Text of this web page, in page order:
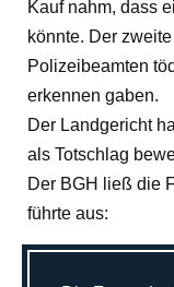
Kauf nahm, dass
könnte. Der
Polizeibeamten
erkennen gaben.
Der Landgericht
als Totschlag
Der BGH ließ die
führte aus: